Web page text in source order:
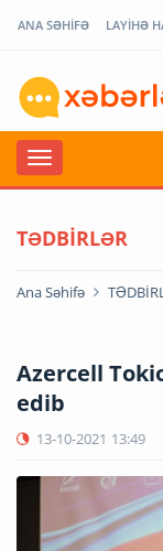
ANA SƏHİFƏ LAYİHƏ
TƏDBİRLƏR
Ana Səhifə
Azercell
edib
13-10-2021 13:49